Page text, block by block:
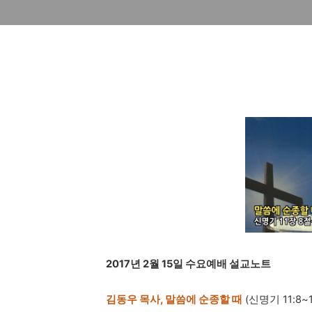
2017년 2월 15일 수요예배 설교노트
김동우 목사, 말씀에 순종할 때 (신명기